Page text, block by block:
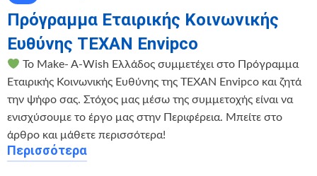
Πρόγραμμα Εταιρικής Κοινωνικής
Ευθύνης ΤΕΧΑΝ Envipco
Το Make- A-Wish Ελλάδος συμμετέχει στο Πρόγραμμα
Εταιρικής Κοινωνικής Ευθύνης της ΤΕΧΑΝ Envipco και ζητά
την ψήφο σας. Στόχος μας μέσω της συμμετοχής είναι να
ενισχύσουμε το έργο μας στην Περιφέρεια. Μπείτε στο
άρθρο και μάθετε περισσότερα!
Περισσότερα